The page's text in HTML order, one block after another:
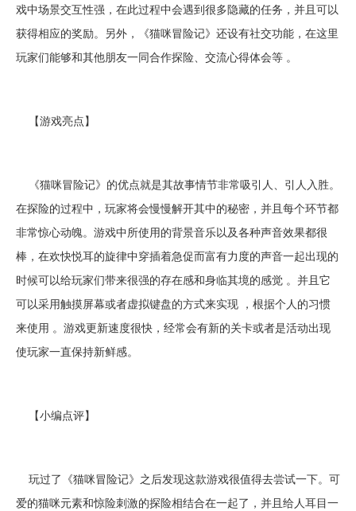
戏中场景交互性强，在此过程中会遇到很多隐藏的任务，并且可以
获得相应的奖励。另外，《猫咪冒险记》还设有社交功能，在这里
玩家们能够和其他朋友一同合作探险、交流心得体会等 。
【游戏亮点】
《猫咪冒险记》的优点就是其故事情节非常吸引人、引人入胜。
在探险的过程中，玩家将会慢慢解开其中的秘密，并且每个环节都
非常惊心动魄。游戏中所使用的背景音乐以及各种声音效果都很
棒，在欢快悦耳的旋律中穿插着急促而富有力度的声音一起出现的
时候可以给玩家们带来很强的存在感和身临其境的感觉 。并且它
可以采用触摸屏幕或者虚拟键盘的方式来实现 ，根据个人的习惯
来使用 。游戏更新速度很快，经常会有新的关卡或者是活动出现
使玩家一直保持新鲜感。
【小编点评】
玩过了《猫咪冒险记》之后发现这款游戏很值得去尝试一下。可
爱的猫咪元素和惊险刺激的探险相结合在一起了，并且给人耳目一